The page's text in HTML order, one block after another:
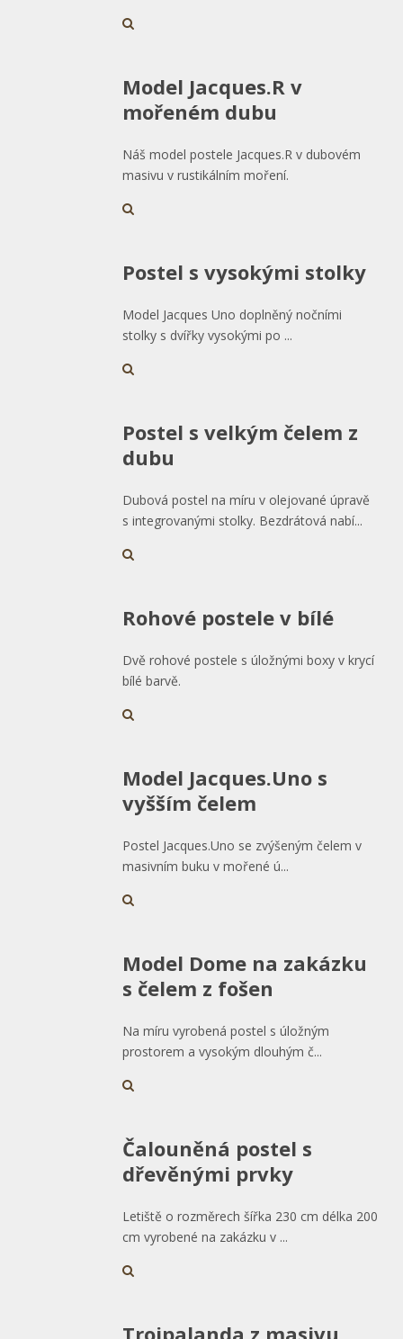
Model Jacques.R v
mořeném dubu
Náš model postele Jacques.R v dubovém
masivu v rustikálním moření.
Postel s vysokými stolky
Model Jacques Uno doplněný nočními
stolky s dvířky vysokými po ...
Postel s velkým čelem z
dubu
Dubová postel na míru v olejované úpravě
s integrovanými stolky. Bezdrátová nabí...
Rohové postele v bílé
Dvě rohové postele s úložnými boxy v krycí
bílé barvě.
Model Jacques.Uno s
vyšším čelem
Postel Jacques.Uno se zvýšeným čelem v
masivním buku v mořené ú...
Model Dome na zakázku
s čelem z fošen
Na míru vyrobená postel s úložným
prostorem a vysokým dlouhým č...
Čalouněná postel s
dřevěnými prvky
Letiště o rozměrech šířka 230 cm délka 200
cm vyrobené na zakázku v ...